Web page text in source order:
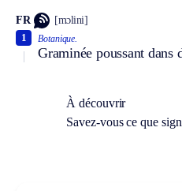
FR [mɔlini]
Botanique.
Graminée poussant dans
1
À découvrir
Savez-vous ce que